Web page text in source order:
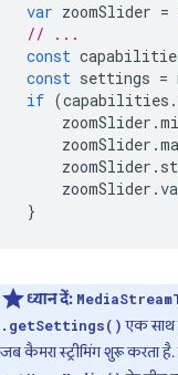
var zoomSlider =
// ...
const
const settings =
if (capabilities .
zoomSlider .
zoomSlider .
zoomSlider .
zoomSlider .
}
ध्यान दें:
.getSettings() एक साथ
जब कैमरा स्ट्रीमिंग शुरू